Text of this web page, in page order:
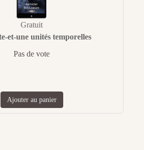
Gratuit
et-une unités temporelles
Pas de vote
Ajouter au panier